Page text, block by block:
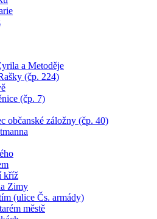
a Metoděje
(čp. 224)
(čp. 7)
občanské záložny (čp. 40)
kříž
Zimy
(ulice Čs. armády)
městě